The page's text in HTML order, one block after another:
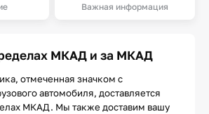
Важная информация
МКАД и за МКАД
отмеченная значком с
автомобиля, доставляется
МКАД. Мы также доставим вашу